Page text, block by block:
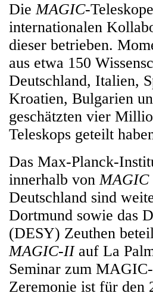
DieMAGIC-
internationalen
dieser betrieben.
aus etwa 150
Deutschland, Italien,
Kroatien, Bulgarien
geschätzten vier
Teleskops geteilt
Das Max-Planck-
innerhalb vonMAGIC
Deutschland sind
Dortmund sowie das
(DESY) Zeuthen
MAGIC-IIauf La
Seminar zum
Zeremonie ist für den